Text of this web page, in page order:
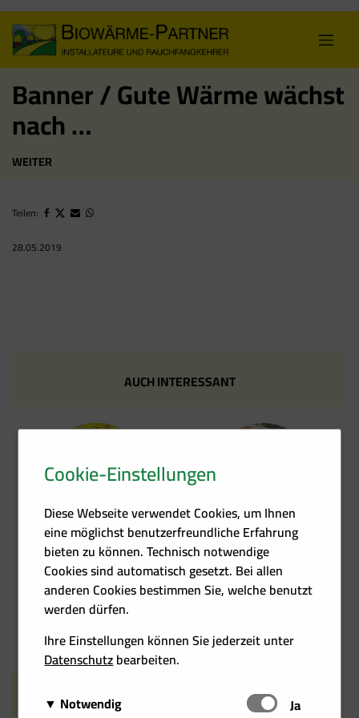
content
Banner / Gute Wärme wächst
nach …
WEITER
Teilen:
28.05.2019
Heizkosten­rechner
AUCH INTERESSANT
Cookie-Einstellungen
Diese Webseite verwendet Cookies, um Ihnen
eine möglichst benutzerfreundliche Erfahrung
bieten zu können. Technisch notwendige
Cookies sind automatisch gesetzt. Bei allen
anderen Cookies bestimmen Sie, welche benutzt
werden dürfen.
Ihre Einstellungen können Sie jederzeit unter
Datenschutzbearbeiten.
Notwendig
Schalten
Ja